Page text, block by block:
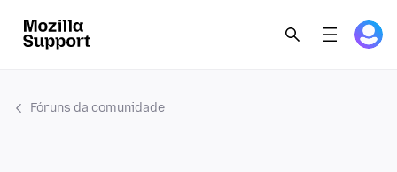
Fóruns da comunidade